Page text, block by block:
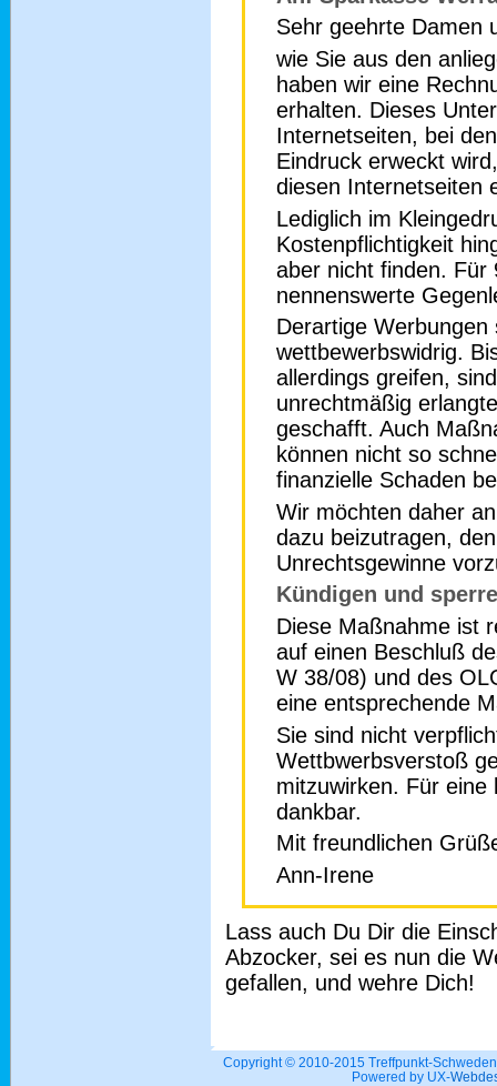
Sehr geehrte Damen
wie Sie aus den
haben wir eine
erhalten. Dieses
Internetseiten, bei
Eindruck erweckt
diesen Internetseiten
Lediglich im
Kostenpflichtigkeit
aber nicht finden. Für
nennenswerte
Derartige Werbungen
wettbewerbswidrig.
allerdings greifen,
unrechtmäßig
geschafft. Auch
können nicht so
finanzielle Schaden
Wir möchten daher
dazu beizutragen,
Unrechtsgewinne
Kündigen und
Diese Maßnahme ist
auf einen Beschluß
W 38/08) und des
eine entsprechende
Sie sind nicht
Wettbwerbsverstoß
mitzuwirken. Für
dankbar.
Mit freundlichen
Ann-Irene
Lass auch Du Dir die
Abzocker, sei es nun die
gefallen, und wehre Dich!
Copyright © 2010-2015 Treffpunkt-
Powered by UX-